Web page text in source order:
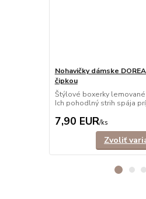
Nohavičky dámske
čipkou
Štýlové boxerky
Ich pohodlný strih spája
7,90 EUR/ks
Zvoliť